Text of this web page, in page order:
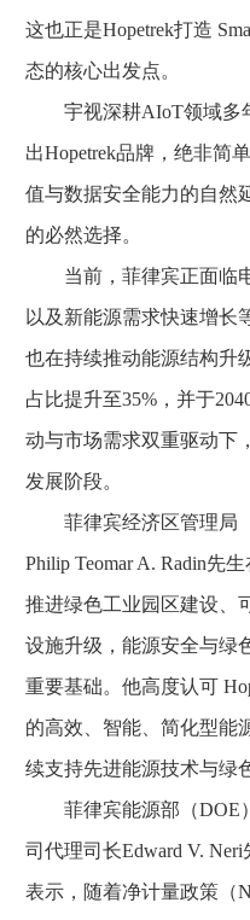
这也正是Hopetrek打造
态的核心出发点。
宇视深耕AIoT领域多年
出Hopetrek品牌，绝非简
值与数据安全能力的自然
的必然选择。
当前，菲律宾正面临电
以及新能源需求快速增长
也在持续推动能源结构升
占比提升至35%，并于
动与市场需求双重驱动下
发展阶段。
菲律宾经济区管理局（
Philip Teomar A. Radin先
推进绿色工业园区建设、
设施升级，能源安全与绿
重要基础。他高度认可
的高效、智能、简化型能
续支持先进能源技术与绿
菲律宾能源部（DOE
司代理司长Edward V.
表示，随着净计量政策（